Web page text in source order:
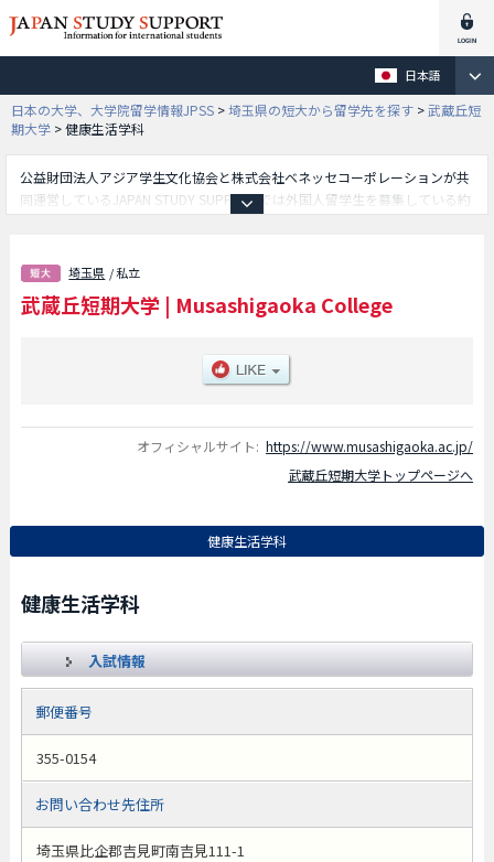
日本語
日本の大学、大学院留学情報JPSS >埼玉県の短大から留学先を探す >武蔵丘短
期大学 >健康生活学科
公益財団法人アジア学生文化協会と株式会社ベネッセコーポレーションが共
同運営しているJAPAN STUDY SUPPORTでは外国人留学生を募集している約
学部等、学部別情報や、募集定員や合格者数など入試情報、施設案内、アク
セスなど外国人留学生に必要な情報を掲載しているので是非ご利用くださ
い。
埼玉県 / 私立
武蔵丘短期大学 | Musashigaoka College
オフィシャルサイト: https://www.musashigaoka.ac.jp/
武蔵丘短期大学トップページへ
健康生活学科
健康生活学科
入試情報
郵便番号
355-0154
お問い合わせ先住所
埼玉県比企郡吉見町南吉見111-1